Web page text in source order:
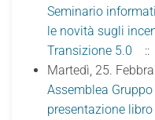
Seminario
le novità sugli
Transizione 5.0
::
Martedì, 25.
Assemblea
presentazione